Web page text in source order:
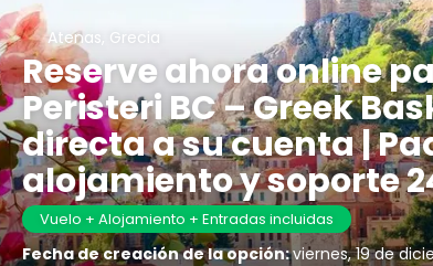
Atenas, Grecia
Reserve ahora online
Peristeri BC – Greek
directa a su cuenta |
alojamiento y soporte
Vuelo + Alojamiento + Entradas incluidas
Fecha de creación de la opción:viernes, 19 de